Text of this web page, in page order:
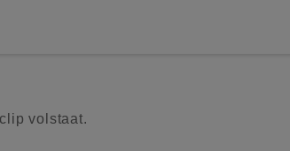
volstaat.